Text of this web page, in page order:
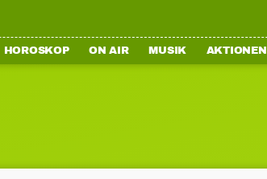
HOROSKOP ON AIR MUSIK AKTIONEN